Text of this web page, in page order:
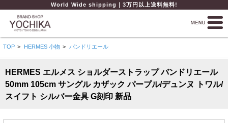
World Wide shipping｜3万円以上送料無料!
TOP > HERMES 小物 > バンドリエール
HERMES エルメス ショルダーストラップ バンドリエール
50mm 105cm サングル カザック パープル/デュンヌ トワル/
スイフト シルバー金具 G刻印 新品